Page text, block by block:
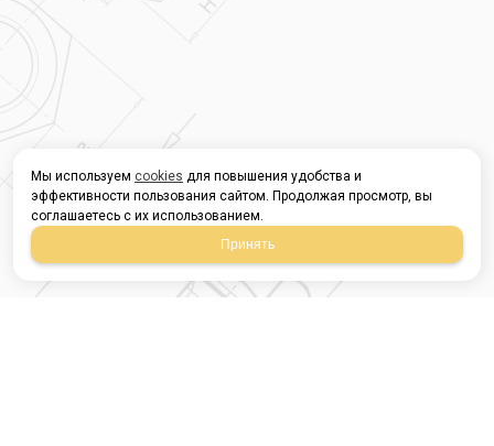
Мы используем cookies для повышения удобства и
эффективности пользования сайтом. Продолжая просмотр, вы
соглашаетесь с их использованием.
Принять